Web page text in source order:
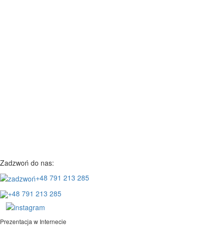
Zadzwoń do nas:
+48 791 213 285
+48 791 213 285
Prezentacja w Internecie